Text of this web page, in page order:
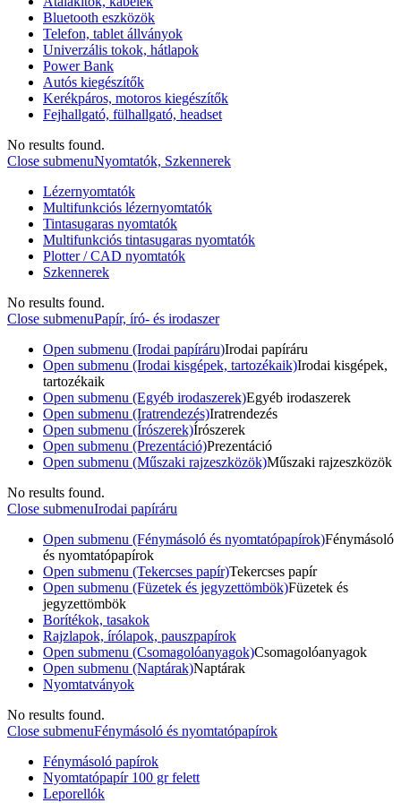
Bluetooth eszközök
Telefon, tablet állványok
Univerzális tokok, hátlapok
Power Bank
Autós kiegészítők
Kerékpáros, motoros kiegészítők
Fejhallgató, fülhallgató, headset
No results found.
Close submenuNyomtatók, Szkennerek
Lézernyomtatók
Multifunkciós lézernyomtatók
Tintasugaras nyomtatók
Multifunkciós tintasugaras nyomtatók
Plotter / CAD nyomtatók
Szkennerek
No results found.
Close submenuPapír, író- és irodaszer
Open submenu (Irodai papíráru)Irodai papíráru
Open submenu (Irodai kisgépek, tartozékaik)Irodai kisgépek,
tartozékaik
Open submenu (Egyéb irodaszerek)Egyéb irodaszerek
Open submenu (Iratrendezés)Iratrendezés
Open submenu (Írószerek)Írószerek
Open submenu (Prezentáció)Prezentáció
Open submenu (Műszaki rajzeszközök)Műszaki rajzeszközök
No results found.
Close submenuIrodai papíráru
Open submenu (Fénymásoló és nyomtatópapírok)Fénymásoló
és nyomtatópapírok
Open submenu (Tekercses papír)Tekercses papír
Open submenu (Füzetek és jegyzettömbök)Füzetek és
jegyzettömbök
Borítékok, tasakok
Rajzlapok, írólapok, pauszpapírok
Open submenu (Csomagolóanyagok)Csomagolóanyagok
Open submenu (Naptárak)Naptárak
Nyomtatványok
No results found.
Close submenuFénymásoló és nyomtatópapírok
Fénymásoló papírok
Nyomtatópapír 100 gr felett
Leporellók